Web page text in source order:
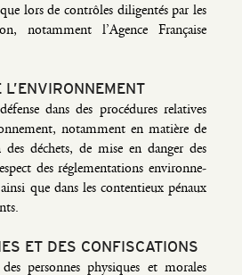
lors de contrôles dili­gen­tés par les
notam­ment l’Agence Fran­çaise
dans des pro­cé­dures rela­tives
notam­ment en matière de
déchets, de mise en dan­ger des
des régle­men­ta­tions envi­ron­ne­
que dans les conten­tieux pénaux
ET DES CONFISCATIONS
per­sonnes phy­siques et morales